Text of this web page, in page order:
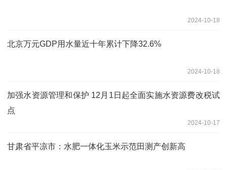
2024-10-18
北京万元GDP用水量近十年累计下降32.6%
2024-10-18
加强水资源管理和保护 12月1日起全面实施水资源费改税试
点
2024-10-17
甘肃省平凉市：水肥一体化玉米示范田测产创新高